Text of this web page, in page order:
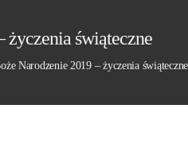
życzenia świąteczne
Narodzenie 2019 – życzenia świąteczne